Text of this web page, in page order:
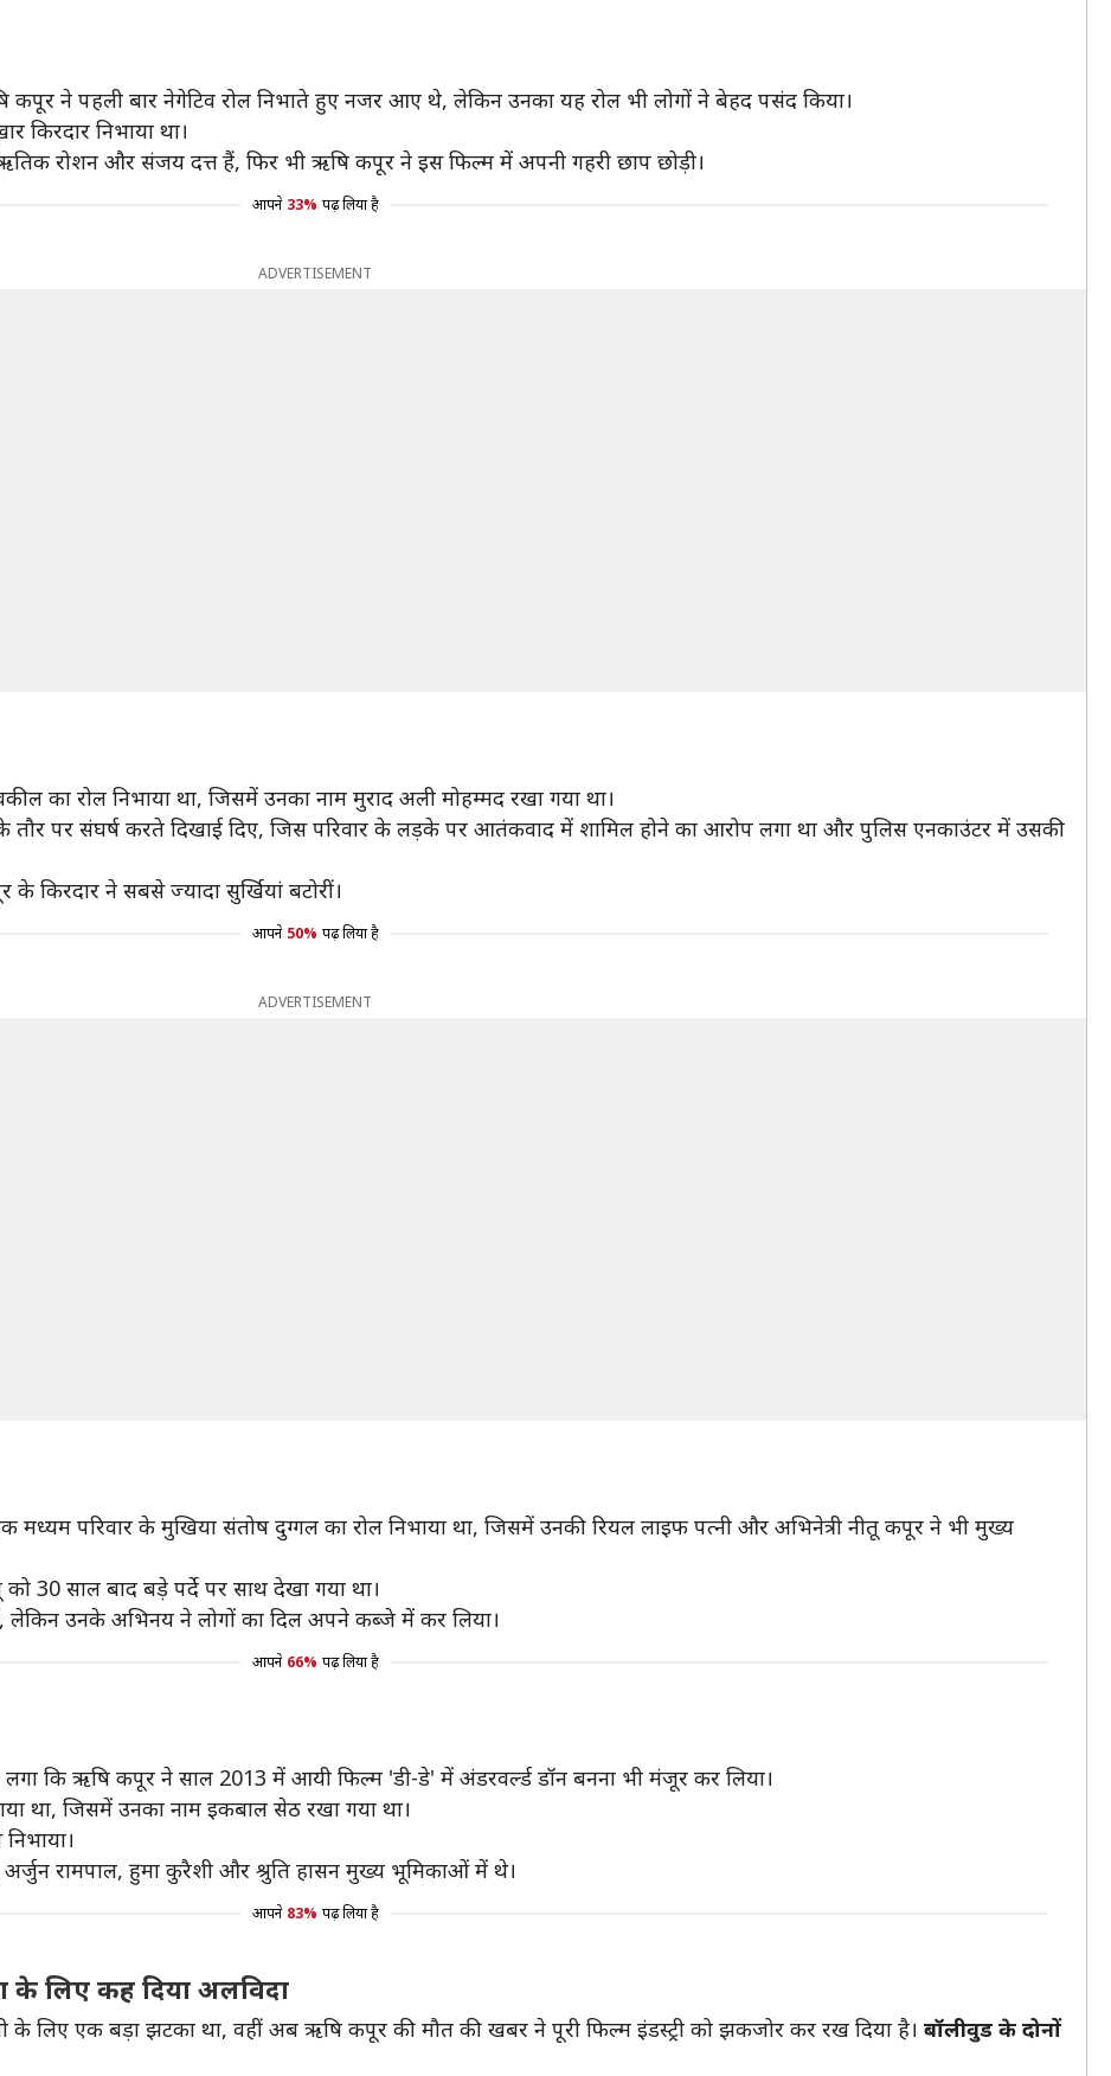
ने पहली बार नेगेटिव रोल निभाते हुए नजर आए थे, लेकिन उनका यह रोल भी लोगों ने बेहद पसंद किया।
निभाया था।
ऋतिक रोशन और संजय दत्त हैं, फिर भी ऋषि कपूर ने इस फिल्म में अपनी गहरी छाप छोड़ी।
आपने 33% पढ़ लिया है
ADVERTISEMENT
का रोल निभाया था, जिसमें उनका नाम मुराद अली मोहम्मद रखा गया था।
पर संघर्ष करते दिखाई दिए, जिस परिवार के लड़के पर आतंकवाद में शामिल होने का आरोप लगा था और पुलिस एनकाउंटर में उसकी
किरदार ने सबसे ज्यादा सुर्खियां बटोरीं।
आपने 50% पढ़ लिया है
ADVERTISEMENT
मध्यम परिवार के मुखिया संतोष दुग्गल का रोल निभाया था, जिसमें उनकी रियल लाइफ पत्नी और अभिनेत्री नीतू कपूर ने भी मुख्य
30 साल बाद बड़े पर्दे पर साथ देखा गया था।
लेकिन उनके अभिनय ने लोगों का दिल अपने कब्जे में कर लिया।
आपने 66% पढ़ लिया है
कि ऋषि कपूर ने साल 2013 में आयी फिल्म 'डी-डे' में अंडरवर्ल्ड डॉन बनना भी मंजूर कर लिया।
था, जिसमें उनका नाम इकबाल सेठ रखा गया था।
रामपाल, हुमा कुरैशी और श्रुति हासन मुख्य भूमिकाओं में थे।
आपने 83% पढ़ लिया है
के लिए कह दिया अलविदा
के लिए एक बड़ा झटका था, वहीं अब ऋषि कपूर की मौत की खबर ने पूरी फिल्म इंडस्ट्री को झकजोर कर रख दिया है। बॉलीवुड के दोनों